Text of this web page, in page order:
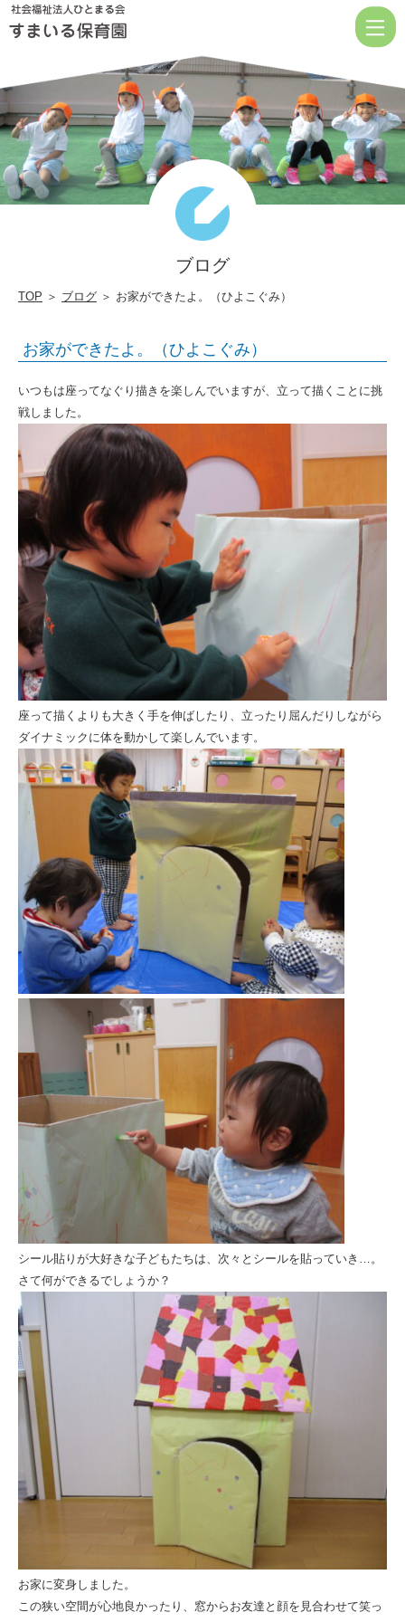
お
家
が
で
き
た
よ。
（ひ
こ
ぐ
み）
|
社
会
福
法
人
ひ
と
ま
る
会
ブログ
TOP ＞ ブログ ＞ お家ができたよ。（ひよこぐみ）
お家ができたよ。（ひよこぐみ）
いつもは座ってなぐり描きを楽しんでいますが、立って描くことに挑
戦しました。
座って描くよりも大きく手を伸ばしたり、立ったり屈んだりしながら
ダイナミックに体を動かして楽しんでいます。
シール貼りが大好きな子どもたちは、次々とシールを貼っていき…。
さて何ができるでしょうか？
お家に変身しました。
この狭い空間が心地良かったり、窓からお友達と顔を見合わせて笑っ